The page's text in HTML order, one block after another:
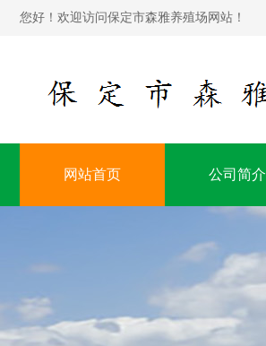
您好！欢迎访问保定市森雅养殖场网站！
网站首页 公司简介